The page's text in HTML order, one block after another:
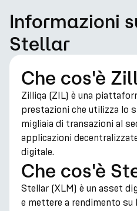
Informazioni
Stellar
Che cos'è
Zilliqa (ZIL) è una
prestazioni che utilizza lo
migliaia di transazioni al
applicazioni
digitale.
Che cos'è
Stellar (XLM) è un asset
e mettere a rendimento su